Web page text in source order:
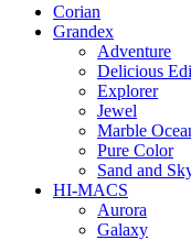
Corian
Grandex
Adventure
Delicious
Explorer
Jewel
Marble
Pure Color
Sand and
HI-MACS
Aurora
Galaxy